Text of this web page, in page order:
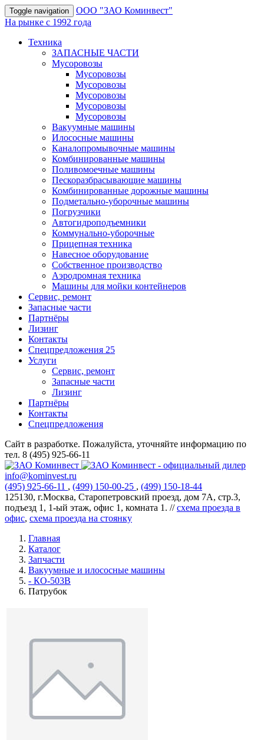
Toggle navigation
OOO "ЗАО Коминвест"
На рынке с 1992 года
Техника
ЗАПАСНЫЕ ЧАСТИ
Мусоровозы
Мусоровозы
Мусоровозы
Мусоровозы
Мусоровозы
Мусоровозы
Вакуумные машины
Илососные машины
Каналопромывочные машины
Комбинированные машины
Поливомоечные машины
Пескоразбрасывающие машины
Комбинированные дорожные машины
Подметально-уборочные машины
Погрузчики
Автогидроподъемники
Коммунально-уборочные
Прицепная техника
Навесное оборудование
Собственное производство
Аэродромная техника
Машины для мойки контейнеров
Сервис, ремонт
Запасные части
Партнёры
Лизинг
Контакты
Спецпредложения 25
Услуги
Сервис, ремонт
Запасные части
Лизинг
Партнёры
Контакты
Спецпредложения
Сайт в разработке. Пожалуйста, уточняйте информацию по
тел. 8 (495) 925-66-11
info@kominvest.ru
(495) 925-66-11 , (499) 150-00-25 , (499) 150-18-44
125130, г.Москва, Старопетровский проезд, дом 7А, стр.3,
подъезд 1, 1-ый этаж, офис 1, комната 1. //схема проезда в
офис, схема проезда на стоянку
Главная
Каталог
Запчасти
Вакуумные и илососные машины
- КО-503В
Патрубок